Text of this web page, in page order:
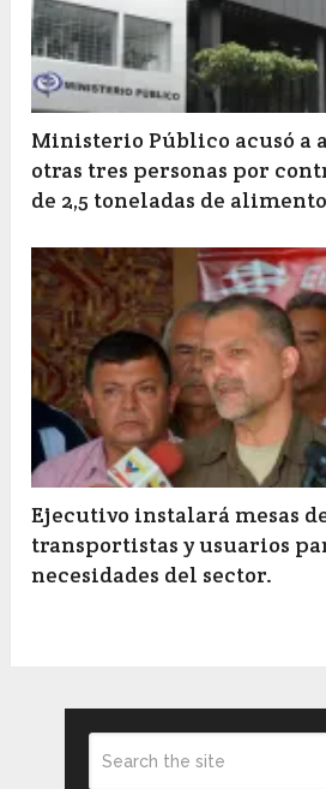
Ministerio Público acusó a
otras tres personas por
de 2,5 toneladas de
Ejecutivo instalará mesas
transportistas y usuarios
necesidades del sector.